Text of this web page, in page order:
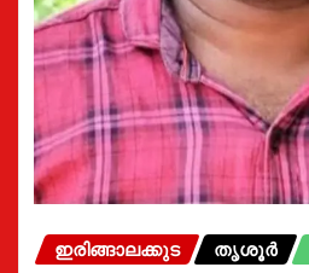
ഇരിങ്ങാലക്കുട തൃശൂർ